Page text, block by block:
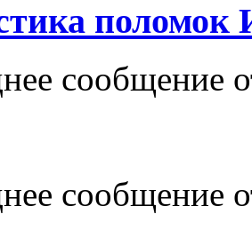
поломок
сообщение
сообщение